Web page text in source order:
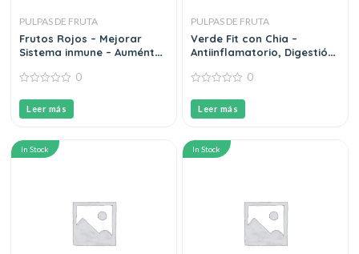
PULPAS DE FRUTA
Frutos Rojos – Mejorar
Sistema inmune – Auménta
150g
out
of
5
0
Leer más
PULPAS DE FRUTA
Verde Fit con Chia –
Antiinflamatorio, Digestión
out
of
5
0
Leer más
In Stock In Stock